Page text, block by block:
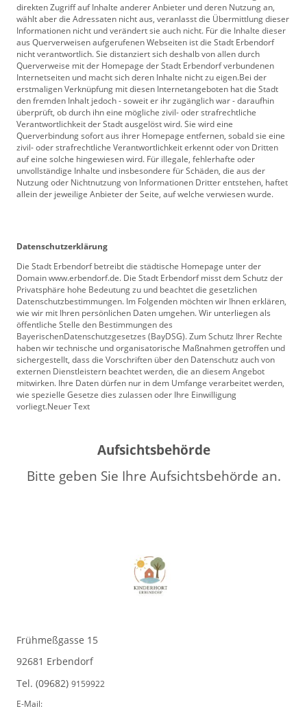
direkten Zugriff auf Inhalte anderer Anbieter und deren Nutzung an,
wählt aber die Adressaten nicht aus, veranlasst die Übermittlung dieser
Informationen nicht und verändert sie auch nicht. Für die Inhalte dieser
aus Querverweisen aufgerufenen Webseiten ist die Stadt Erbendorf
nicht verantwortlich. Sie distanziert sich deshalb von allen durch
Querverweise mit der Homepage der Stadt Erbendorf verbundenen
Internetseiten und macht sich deren Inhalte nicht zu eigen.Bei der
erstmaligen Verknüpfung mit diesen Internetangeboten hat die Stadt
den fremden Inhalt jedoch - soweit er ihr zugänglich war - daraufhin
überprüft, ob durch ihn eine mögliche zivil- oder strafrechtliche
Verantwortlichkeit der Stadt ausgelöst wird. Sie wird eine
Querverbindung sofort aus ihrer Homepage entfernen, sobald sie eine
zivil- oder strafrechtliche Verantwortlichkeit erkennt oder von Dritten
auf eine solche hingewiesen wird. Für illegale, fehlerhafte oder
unvollständige Inhalte und insbesondere für Schäden, die aus der
Nutzung oder Nichtnutzung von Informationen Dritter entstehen, haftet
allein der jeweilige Anbieter der Seite, auf welche verwiesen wurde.
Datenschutzerklärung
Die Stadt Erbendorf betreibt die städtische Homepage unter der
Domain www.erbendorf.de. Die Stadt Erbendorf misst dem Schutz der
Privatsphäre hohe Bedeutung zu und beachtet die gesetzlichen
Datenschutzbestimmungen. Im Folgenden möchten wir Ihnen erklären,
wie wir mit Ihren persönlichen Daten umgehen. Wir unterliegen als
öffentliche Stelle den Bestimmungen des
BayerischenDatenschutzgesetzes (BayDSG). Zum Schutz Ihrer Rechte
haben wir technische und organisatorische Maßnahmen getroffen und
sichergestellt, dass die Vorschriften über den Datenschutz auch von
externen Dienstleistern beachtet werden, die an diesem Angebot
mitwirken. Ihre Daten dürfen nur in dem Umfange verarbeitet werden,
wie spezielle Gesetze dies zulassen oder Ihre Einwilligung
vorliegt.Neuer Text
Aufsichtsbehörde
Bitte geben Sie Ihre Aufsichtsbehörde an.
Frühmeßgasse 15
92681 Erbendorf
Tel. (09682) 9159922
E-Mail: